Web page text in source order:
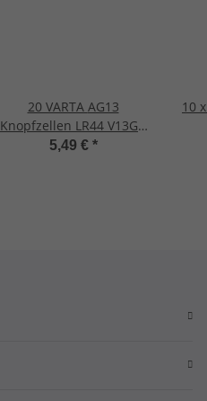
20 VARTA AG13
Knopfzellen LR44 V13GA
13GA V76PX SR44 11,6 x
5,49 € *
10